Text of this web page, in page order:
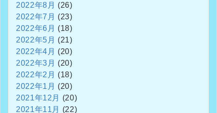
2022年8月 (26)
2022年7月 (23)
2022年6月 (18)
2022年5月 (21)
2022年4月 (20)
2022年3月 (20)
2022年2月 (18)
2022年1月 (20)
2021年12月
(20)
2021年11月
(22)